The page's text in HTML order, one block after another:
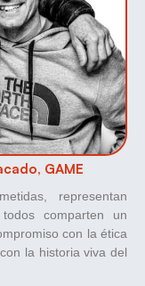
, GAME
representan
comparten un
con la ética
la historia viva del